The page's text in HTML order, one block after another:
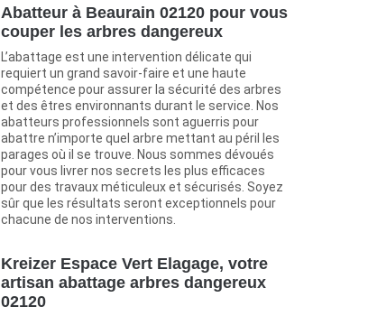
Abatteur à Beaurain 02120 pour vous
couper les arbres dangereux
L’abattage est une intervention délicate qui
requiert un grand savoir-faire et une haute
compétence pour assurer la sécurité des arbres
et des êtres environnants durant le service. Nos
abatteurs professionnels sont aguerris pour
abattre n’importe quel arbre mettant au péril les
parages où il se trouve. Nous sommes dévoués
pour vous livrer nos secrets les plus efficaces
pour des travaux méticuleux et sécurisés. Soyez
sûr que les résultats seront exceptionnels pour
chacune de nos interventions.
Kreizer Espace Vert Elagage, votre
artisan abattage arbres dangereux
02120